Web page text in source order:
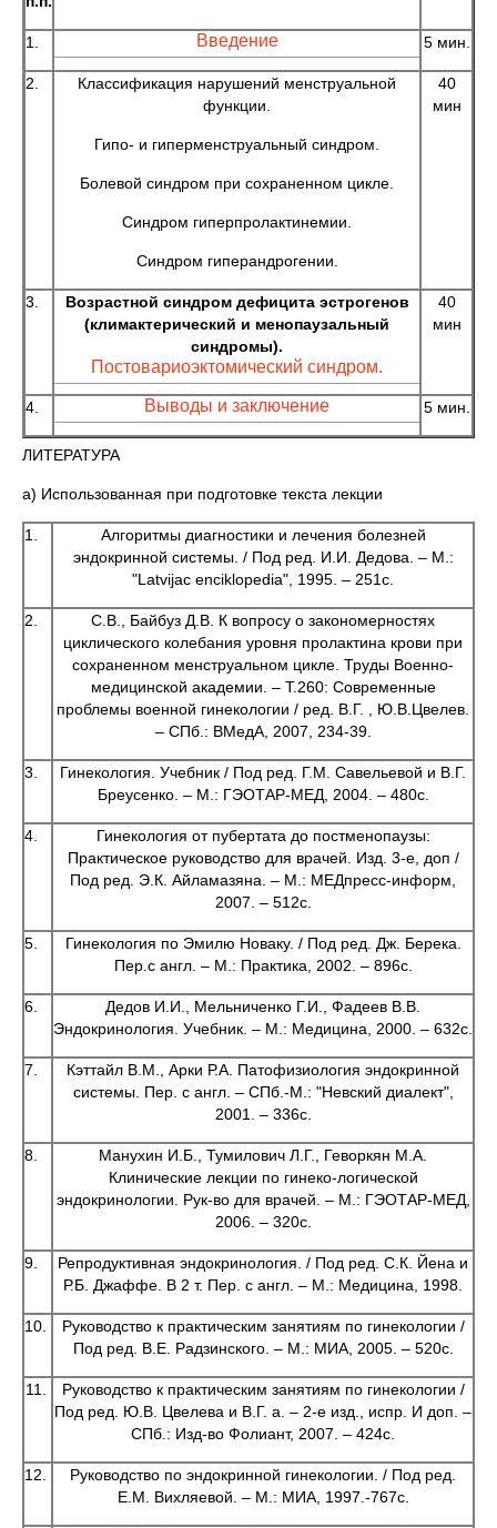
1. Введение 5 мин.
2.
Классификация нарушений менструальной
функции.
Гипо- и гиперменструальный синдром.
Болевой синдром при сохраненном цикле.
Синдром гиперпролактинемии.
Синдром гиперандрогении.
40
мин
3.
Возрастной синдром дефицита эстрогенов
(климактерический и менопаузальный
синдромы).
Постовариоэктомический синдром.
40
мин
4. Выводы и заключение 5 мин.
ЛИТЕРАТУРА
а) Использованная при подготовке текста лекции
1.
Алгоритмы диагностики и лечения болезней
эндокринной системы. / Под ред. И.И. Дедова. – М.:
"Latvijac enciklopedia", 1995. – 251с.
2.
С.В., Байбуз Д.В. К вопросу о закономерностях
циклического колебания уровня пролактина крови при
сохраненном менструальном цикле. Труды Военно-
медицинской академии. – Т.260: Современные
проблемы военной гинекологии / ред. В.Г. , Ю.В.Цвелев.
– СПб.: ВМедА, 2007, 234-39.
3.
Гинекология. Учебник / Под ред. Г.М. Савельевой и В.Г.
Бреусенко. – М.: ГЭОТАР-МЕД, 2004. – 480с.
4.
Гинекология от пубертата до постменопаузы:
Практическое руководство для врачей. Изд. 3-е, доп /
Под ред. Э.К. Айламазяна. – М.: МЕДпресс-информ,
2007. – 512с.
5.
Гинекология по Эмилю Новаку. / Под ред. Дж. Берека.
Пер.с англ. – М.: Практика, 2002. – 896с.
6.
Дедов И.И., Мельниченко Г.И., Фадеев В.В.
Эндокринология. Учебник. – М.: Медицина, 2000. – 632с.
7.
Кэттайл В.М., Арки Р.А. Патофизиология эндокринной
системы. Пер. с англ. – СПб.-М.: "Невский диалект",
2001. – 336с.
8.
Манухин И.Б., Тумилович Л.Г., Геворкян М.А.
Клинические лекции по гинеко-логической
эндокринологии. Рук-во для врачей. – М.: ГЭОТАР-МЕД,
2006. – 320с.
9.
Репродуктивная эндокринология. / Под ред. С.К. Йена и
Р.Б. Джаффе. В 2 т. Пер. с англ. – М.: Медицина, 1998.
10.
Руководство к практическим занятиям по гинекологии /
Под ред. В.Е. Радзинского. – М.: МИА, 2005. – 520с.
11.
Руководство к практическим занятиям по гинекологии /
Под ред. Ю.В. Цвелева и В.Г. а. – 2-е изд., испр. И доп. –
СПб.: Изд-во Фолиант, 2007. – 424с.
12.
Руководство по эндокринной гинекологии. / Под ред.
Е.М. Вихляевой. – М.: МИА, 1997.-767с.